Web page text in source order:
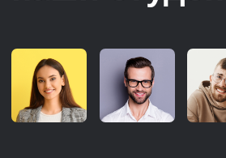
и влиять на результаты бизнеса
Юра